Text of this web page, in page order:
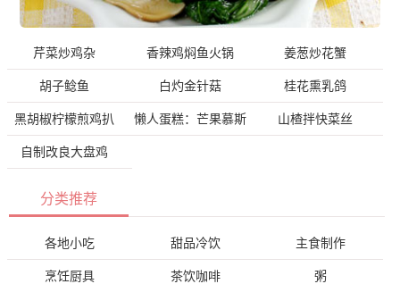
芹菜炒鸡杂 香辣鸡焖鱼火锅 姜葱炒花蟹
胡子鲶鱼 白灼金针菇 桂花熏乳鸽
黑胡椒柠檬煎鸡扒 懒人蛋糕：芒果慕斯 山楂拌快菜丝
自制改良大盘鸡
分类推荐
各地小吃 甜品冷饮 主食制作
烹饪厨具 茶饮咖啡 粥